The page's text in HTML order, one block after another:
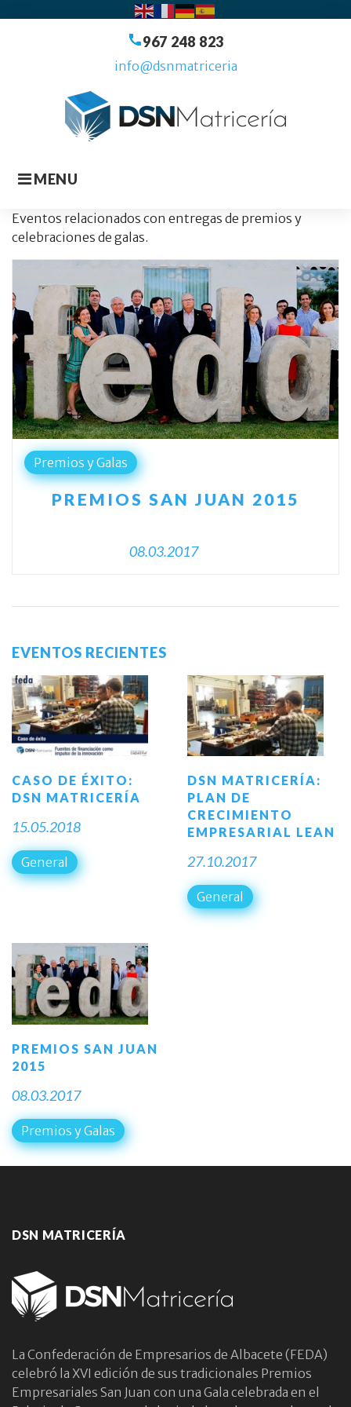
967 248 823
info@dsnmatriceria
MENU
CATEGORÍA:
PREMIOS
GALAS
Eventos relacionados con entregas de premios y
celebraciones de galas.
Premios y Galas
PREMIOS SAN JUAN 2015
08.03.2017
EVENTOS RECIENTES
CASO DE ÉXITO:
DSN MATRICERÍA
15.05.2018
General
DSN MATRICERÍA:
PLAN DE
CRECIMIENTO
EMPRESARIAL LEAN
27.10.2017
General
PREMIOS SAN JUAN
2015
08.03.2017
Premios y Galas
DSN MATRICERÍA
La Confederación de Empresarios de Albacete (FEDA)
celebró la XVI edición de sus tradicionales Premios
Empresariales San Juan con una Gala celebrada en el